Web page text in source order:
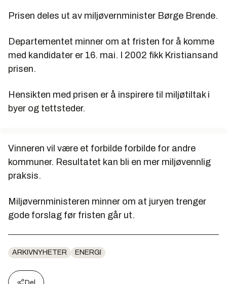
Prisen deles ut av miljøvernminister Børge Brende.
Departementet minner om at fristen for å komme
med kandidater er 16. mai. I 2002 fikk Kristiansand
prisen.
Hensikten med prisen er å inspirere til miljøtiltak i
byer og tettsteder.
Vinneren vil være et forbilde forbilde for andre
kommuner. Resultatet kan bli en mer miljøvennlig
praksis.
Miljøvernministeren minner om at juryen trenger
gode forslag før fristen går ut.
ARKIVNYHETER ENERGI